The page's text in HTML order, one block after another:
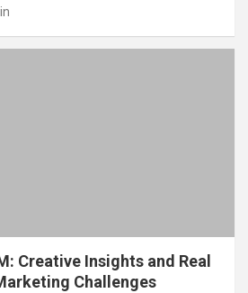
Creative Insights and Real
Challenges